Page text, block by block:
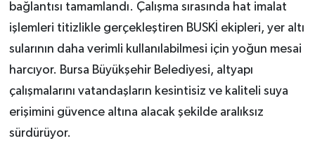
bağlantısı tamamlandı. Çalışma sırasında hat imalat
işlemleri titizlikle gerçekleştiren BUSKİ ekipleri, yer altı
sularının daha verimli kullanılabilmesi için yoğun mesai
harcıyor. Bursa Büyükşehir Belediyesi, altyapı
çalışmalarını vatandaşların kesintisiz ve kaliteli suya
erişimini güvence altına alacak şekilde aralıksız
sürdürüyor.